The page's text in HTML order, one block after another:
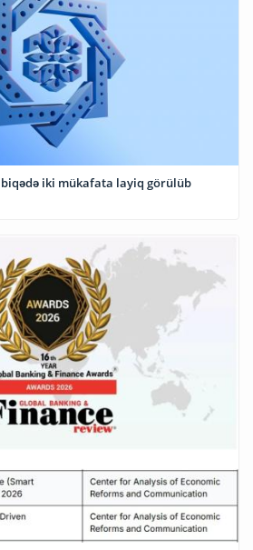
iki mükafata layiq görülüb